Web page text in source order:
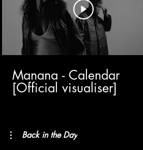
Manana - Calendar
[Official visualiser]
Back in the Day